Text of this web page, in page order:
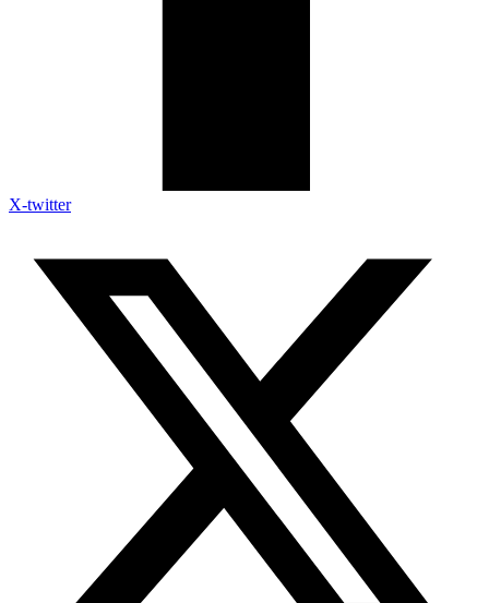
X-twitter